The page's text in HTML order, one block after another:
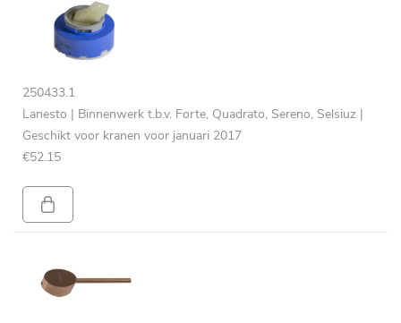
250433.1
Lanesto | Binnenwerk t.b.v. Forte, Quadrato, Sereno, Selsiuz |
Geschikt voor kranen voor januari 2017
€52.15